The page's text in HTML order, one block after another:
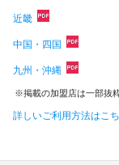
近畿
中国・四国
九州・沖縄
掲載の加盟店は一部抜
詳しいご利用方法はこ